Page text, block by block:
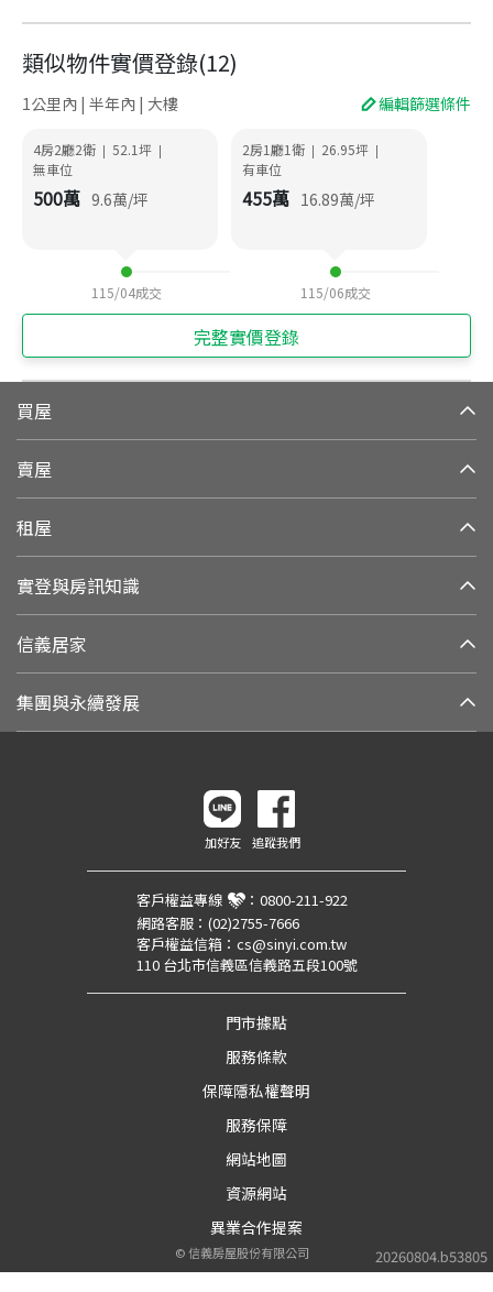
類似物件實價登錄(12)
1公里內 | 半年內 | 大樓 編輯篩選條件
4房2廳2衛 | 52.1坪 |
無車位
500萬 9.6萬/坪
115/04成交
2房1廳1衛 | 26.95坪 |
有車位
455萬 16.89萬/坪
115/06成交
完整實價登錄
買屋
賣屋
租屋
實登與房訊知識
信義居家
集團與永續發展
20260804.b53805
加好友 追蹤我們
客戶權益專線 ： 0800-211-922
網路客服： (02)2755-7666
客戶權益信箱： cs@sinyi.com.tw
110 台北市信義區信義路五段100號
門市據點
服務條款
保障隱私權聲明
服務保障
網站地圖
資源網站
異業合作提案
©信義房屋股份有限公司